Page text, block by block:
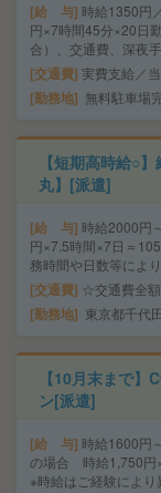
給 与 時給1350円
円×7時間45分×20日
合）、交通費、深夜
交通費 実費支給／当
勤務地 無料駐車場
【短期高時給○
丸】[派遣]
給 与 時給2000円
円×7.5時間×7日＝
務時間や日数等によ
交通費 ☆交通費全額
勤務地 東京都千代
【10月末まで
ン[派遣]
給 与 時給1600円
の場合 時給1,750円
※時給はご経験により